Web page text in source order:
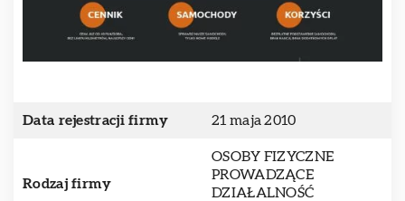
Data rejestracji firmy 21 maja 2010
Rodzaj firmy
OSOBY FIZYCZNE
PROWADZĄCE
DZIAŁALNOŚĆ